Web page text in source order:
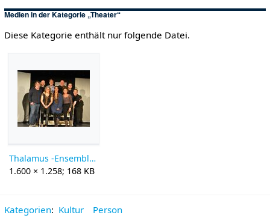
Medien in der Kategorie „Theater“
Diese Kategorie enthält nur folgende Datei.
Thalamus -Ensemble 2018.jpg
1.600 × 1.258; 168 KB
Kategorien: Kultur Person